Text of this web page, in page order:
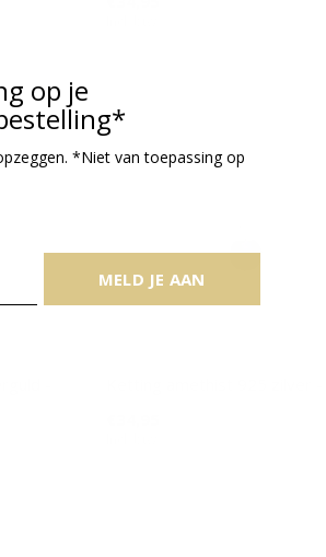
op je
*Niet van toepassing op
MELD JE AAN
Ketting amethist 925 zilver